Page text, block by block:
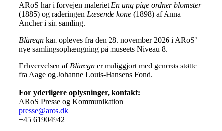
ARoS har i forvejen maleriet En ung pige ordner blomster
(1885) og raderingen Læsende kone (1898) af Anna
Ancher i sin samling.
Blåregn kan opleves fra den 28. november 2026 i ARoS’
nye samlingsophængning på museets Niveau 8.
Erhvervelsen af Blåregn er muliggjort med generøs støtte
fra Aage og Johanne Louis-Hansens Fond.
For yderligere oplysninger, kontakt:
ARoS Presse og Kommunikation
presse@aros.dk
+45 61904942